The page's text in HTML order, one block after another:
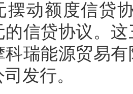
摆动额度信贷
的信贷协议。
科瑞能源贸易
发行。